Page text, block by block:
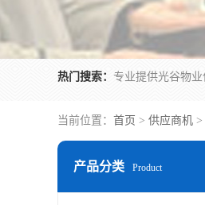
热门搜索：
当前位置： 首页 > 供应商机 >
产品分类 Product